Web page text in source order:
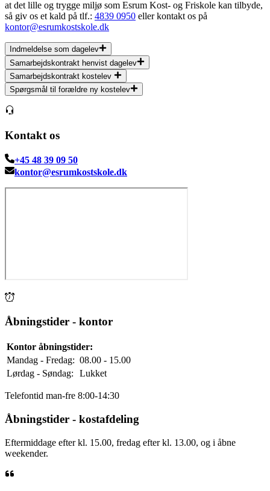
at det lille og trygge miljø som Esrum Kost- og Friskole kan tilbyde,
så giv os et kald på tlf.: 4839 0950 eller kontakt os på
kontor@esrumkostskole.dk
Indmeldelse som dagelev
Samarbejdskontrakt henvist dagelev
Samarbejdskontrakt kostelev
Spørgsmål til forældre ny kostelev
Kontakt os
+45 48 39 09 50
kontor@esrumkostskole.dk
Åbningstider - kontor
Kontor åbningstider:
Mandag - Fredag: 08.00 - 15.00
Lørdag - Søndag:
Lukket
Telefontid man-fre 8:00-14:30
Åbningstider - kostafdeling
Eftermiddage efter kl. 15.00, fredag efter kl. 13.00, og i åbne
weekender.